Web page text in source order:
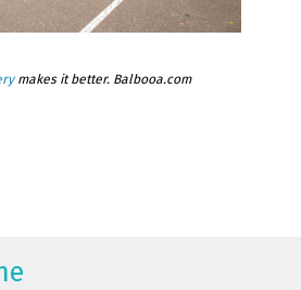
makes it better. Balbooa.com